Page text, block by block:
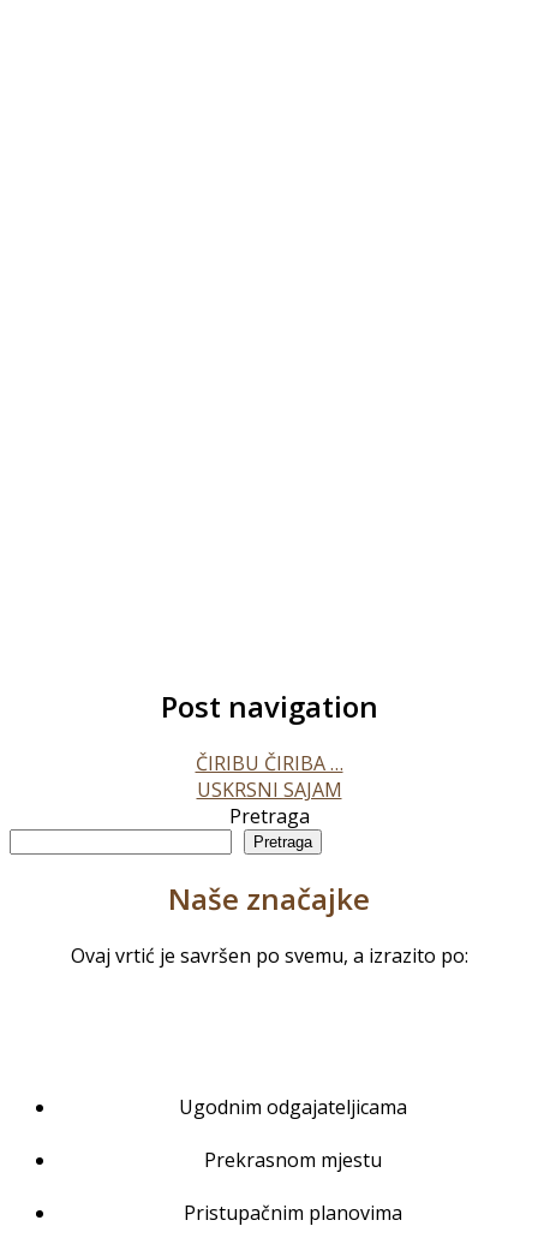
Post navigation
ČIRIBU ČIRIBA …
USKRSNI SAJAM
Pretraga
Pretraga
Naše značajke
Ugodnim odgajateljicama
Prekrasnom mjestu
Pristupačnim planovima